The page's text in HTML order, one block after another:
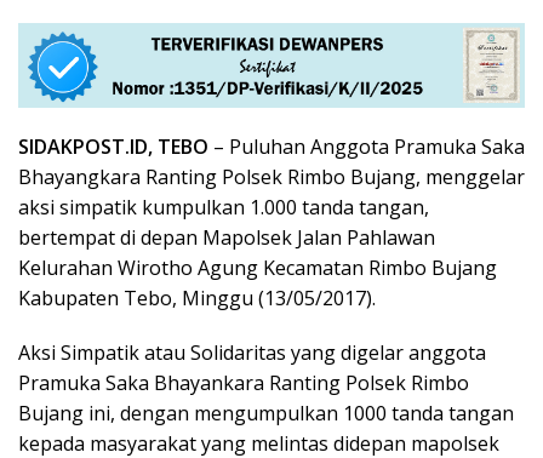
SIDAKPOST.ID, TEBO – Puluhan Anggota Pramuka Saka
Bhayangkara Ranting Polsek Rimbo Bujang, menggelar
aksi simpatik kumpulkan 1.000 tanda tangan,
bertempat di depan Mapolsek Jalan Pahlawan
Kelurahan Wirotho Agung Kecamatan Rimbo Bujang
Kabupaten Tebo, Minggu (13/05/2017).
Aksi Simpatik atau Solidaritas yang digelar anggota
Pramuka Saka Bhayankara Ranting Polsek Rimbo
Bujang ini, dengan mengumpulkan 1000 tanda tangan
kepada masyarakat yang melintas didepan mapolsek